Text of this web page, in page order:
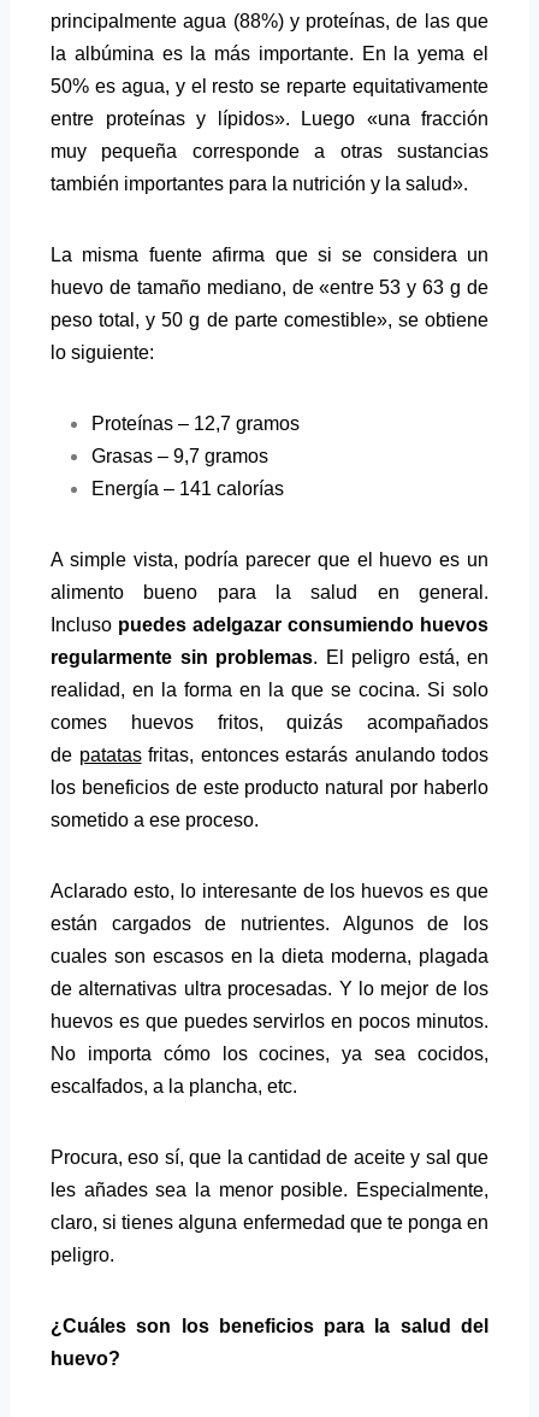
principalmente agua (88%) y proteínas, de las que
la albúmina es la más importante. En la yema el
50% es agua, y el resto se reparte equitativamente
entre proteínas y
lípidos». Luego «una fracción
muy pequeña corresponde a otras sustancias
también importantes para la nutrición y la salud».
La misma fuente afirma que si se considera un
huevo de tamaño mediano, de «entre 53 y 63 g de
peso total, y 50 g de parte comestible», se obtiene
lo siguiente:
Proteínas – 12,7 gramos
Grasas – 9,7 gramos
Energía – 141 calorías
A simple vista, podría parecer que el huevo es un
alimento bueno para la salud en general.
Incluso puedes adelgazar consumiendo huevos
regularmente sin problemas. El peligro está, en
realidad, en la forma en la que se cocina. Si solo
comes huevos fritos, quizás acompañados
de patatasfritas, entonces estarás anulando todos
los beneficios de este producto natural por haberlo
sometido a ese proceso.
Aclarado esto, lo interesante de los huevos es que
están cargados de nutrientes. Algunos de los
cuales son escasos en la dieta moderna, plagada
de alternativas ultra procesadas. Y lo mejor de los
huevos es que puedes servirlos en pocos minutos.
No importa cómo los cocines, ya sea cocidos,
escalfados, a la plancha, etc.
Procura, eso sí, que la cantidad de aceite y sal que
les añades sea la menor posible. Especialmente,
claro, si tienes alguna enfermedad que te ponga en
peligro.
¿Cuáles son los beneficios para la salud del
huevo?